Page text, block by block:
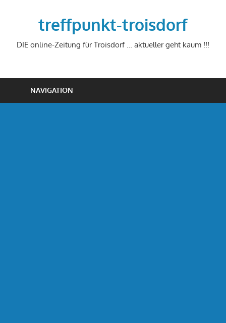
treffpunkt-troisdorf
DIE online-Zeitung für Troisdorf … aktueller geht kaum !!!
NAVIGATION